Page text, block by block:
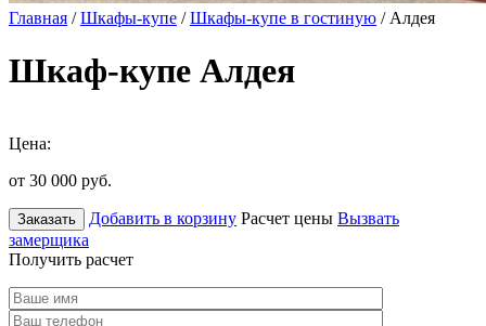
Главная /Шкафы-купе /Шкафы-купе в гостиную / Алдея
Шкаф-купе Алдея
Цена:
от 30 000 руб.
Заказать Добавить в корзину Расчет цены Вызвать
замерщика
Получить расчет